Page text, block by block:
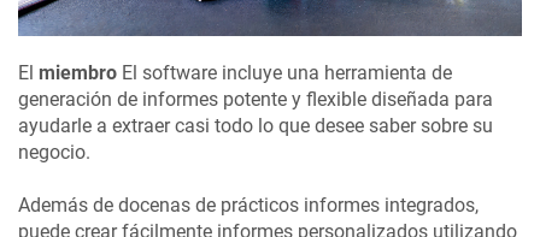
El miembro El software incluye una herramienta de
generación de informes potente y flexible diseñada para
ayudarle a extraer casi todo lo que desee saber sobre su
negocio.
Además de docenas de prácticos informes integrados,
puede crear fácilmente informes personalizados utilizando